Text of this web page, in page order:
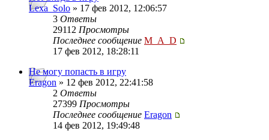
Lexa_Solo » 17 фев 2012, 12:06:57
3 Ответы
29112 Просмотры
Последнее сообщение M_A_D
17 фев 2012, 18:28:11
Не могу попасть в игру
Eragon » 12 фев 2012, 22:41:58
2 Ответы
27399 Просмотры
Последнее сообщение Eragon
14 фев 2012, 19:49:48